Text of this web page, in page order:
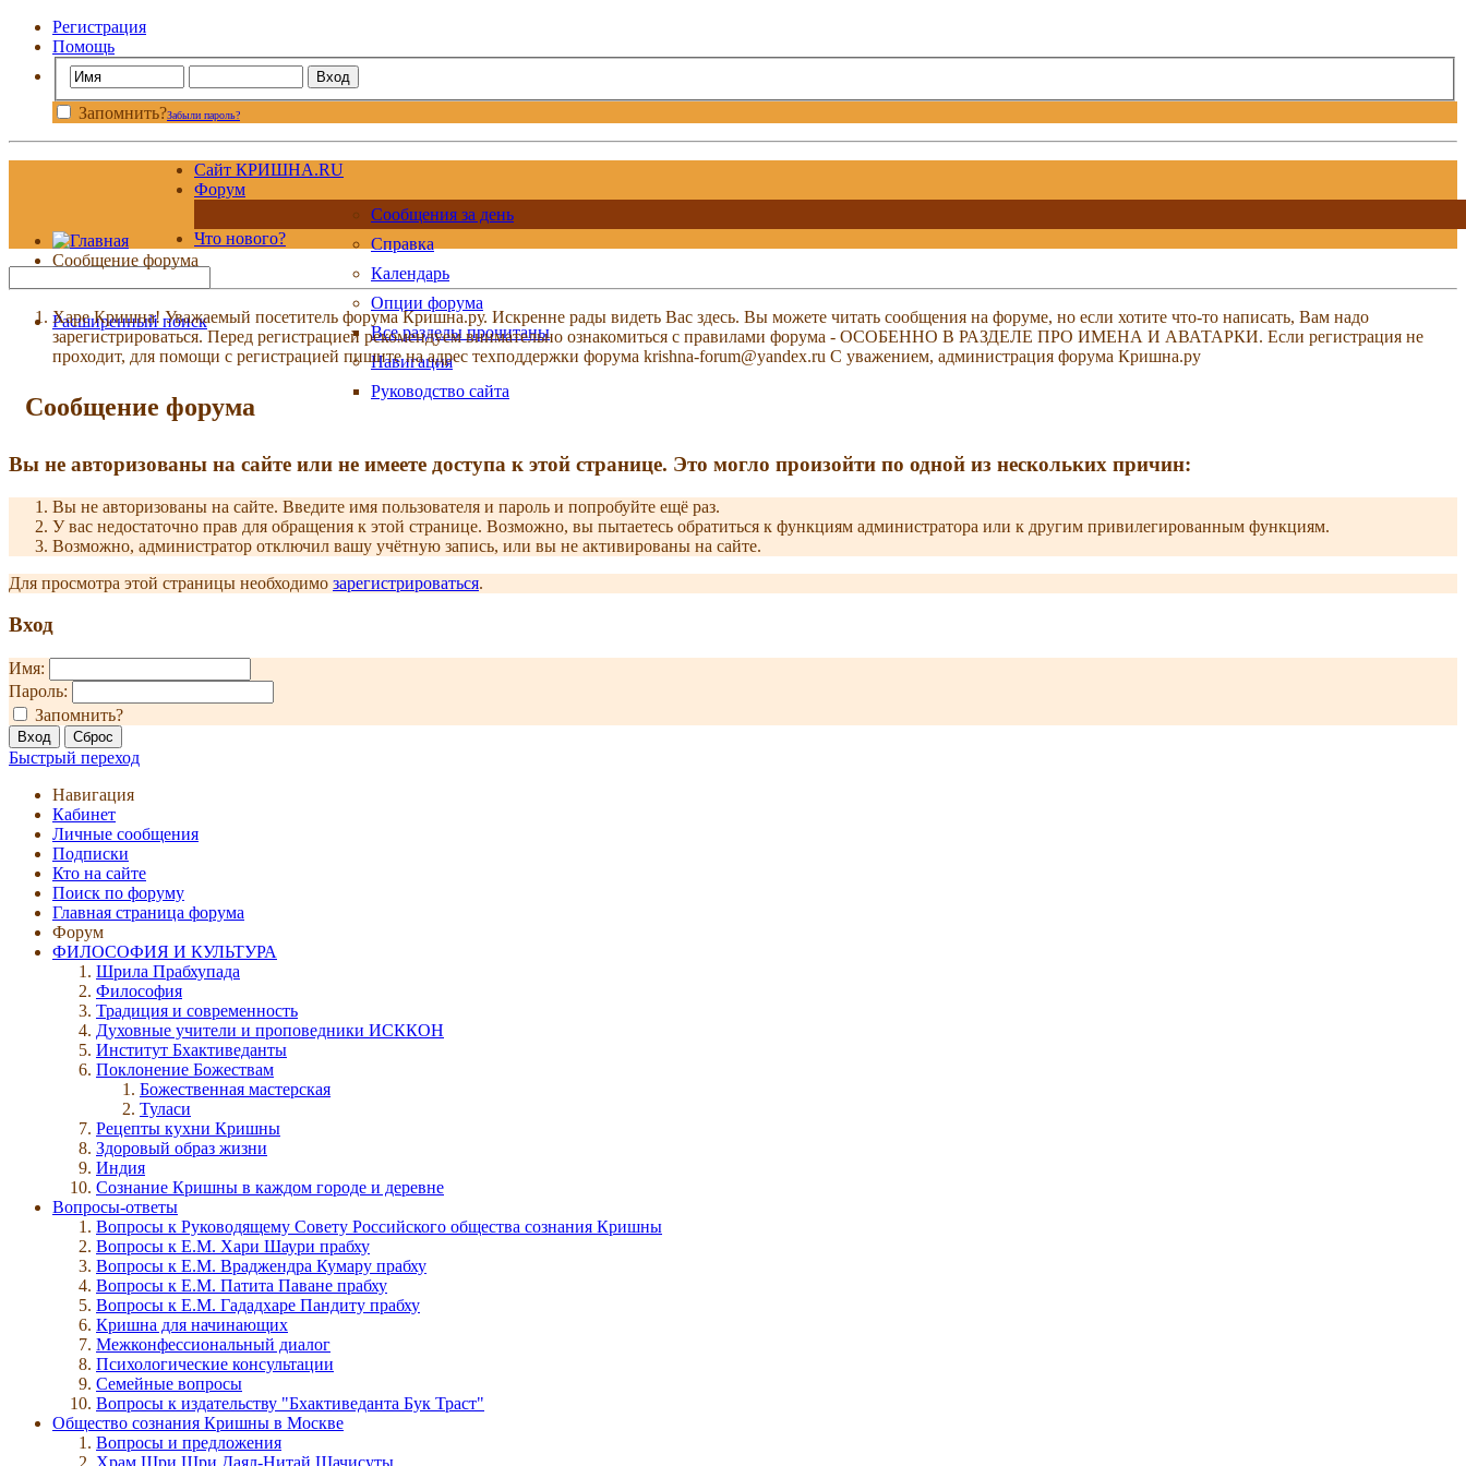
Регистрация
Помощь
Запомнить?Забыли пароль?
Сайт КРИШНА.RU
Форум
Сообщения за день
Справка
Календарь
Опции форума
Все разделы прочитаны
Навигация
Руководство сайта
Что нового?
Расширенный поиск
Сообщение форума
Харе Кришна! Уважаемый посетитель форума Кришна.ру. Искренне рады видеть Вас здесь. Вы можете читать сообщения на форуме, но если хотите что-то написать, Вам надо
зарегистрироваться. Перед регистрацией рекомендуем внимательно ознакомиться с правилами форума - ОСОБЕННО В РАЗДЕЛЕ ПРО ИМЕНА И АВАТАРКИ. Если регистрация не
проходит, для помощи с регистрацией пишите на адрес техподдержки форума krishna-forum@yandex.ru С уважением, администрация форума Кришна.ру
Сообщение форума
Вы не авторизованы на сайте или не имеете доступа к этой странице. Это могло произойти по одной из нескольких причин:
Вы не авторизованы на сайте. Введите имя пользователя и пароль и попробуйте ещё раз.
У вас недостаточно прав для обращения к этой странице. Возможно, вы пытаетесь обратиться к функциям администратора или к другим привилегированным функциям.
Возможно, администратор отключил вашу учётную запись, или вы не активированы на сайте.
Для просмотра этой страницы необходимо зарегистрироваться.
Вход
Имя:
Пароль:
Запомнить?
Быстрый переход
Навигация
Кабинет
Личные сообщения
Подписки
Кто на сайте
Поиск по форуму
Главная страница форума
Форум
ФИЛОСОФИЯ И КУЛЬТУРА
Шрила Прабхупада
Философия
Традиция и современность
Духовные учители и проповедники ИСККОН
Институт Бхактиведанты
Поклонение Божествам
Божественная мастерская
Туласи
Рецепты кухни Кришны
Здоровый образ жизни
Индия
Сознание Кришны в каждом городе и деревне
Вопросы-ответы
Вопросы к Руководящему Совету Российского общества сознания Кришны
Вопросы к Е.М. Хари Шаури прабху
Вопросы к Е.М. Враджендра Кумару прабху
Вопросы к Е.М. Патита Паване прабху
Вопросы к Е.М. Гададхаре Пандиту прабху
Кришна для начинающих
Межконфессиональный диалог
Психологические консультации
Семейные вопросы
Вопросы к издательству "Бхактиведанта Бук Траст"
Общество сознания Кришны в Москве
Вопросы и предложения
Храм Шри Шри Даял-Нитай Шачисуты